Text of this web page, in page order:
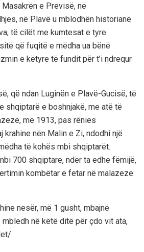
e Previsë, në
në Plavë u mblodhën historianë
të cilët me kumtesat e tyre
që fuqitë e mëdha ua bënë
e këtyre të fundit për t’i ndrequr
që ndan Luginën e Plavë-Gucisë, të
shqiptarë e boshnjakë, me atë të
më 1913, pas rënies
nën Malin e Zi, ndodhi një
të kohës mbi shqiptarët.
700 shqiptarë, ndër ta edhe fëmijë,
kombëtar e fetar në malazezë
nesër, më 1 gusht, mbajnë
në këtë ditë për çdo vit ata,